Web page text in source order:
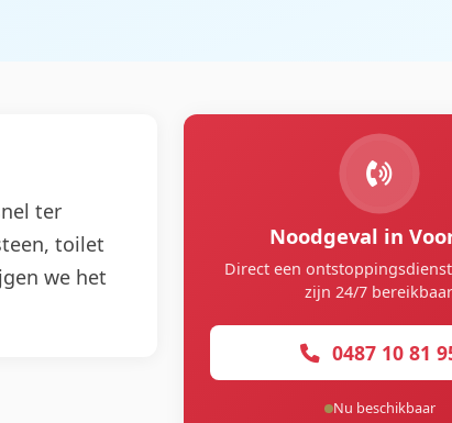
ter
toilet
we het
Noodgeval in
Direct een
zijn 24/7
0487 10 81
Nu beschikbaar